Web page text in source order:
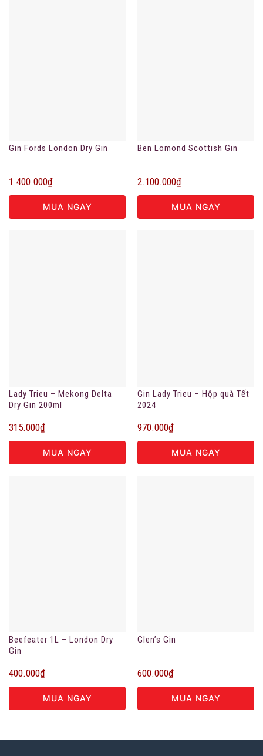
Gin Fords London Dry Gin
1.400.000₫
MUA NGAY
Ben Lomond Scottish Gin
2.100.000₫
MUA NGAY
Lady Trieu – Mekong Delta
Dry Gin 200ml
315.000₫
MUA NGAY
Gin Lady Trieu – Hộp quà Tết
2024
970.000₫
MUA NGAY
Beefeater 1L – London Dry
Gin
400.000₫
MUA NGAY
Glen’s Gin
600.000₫
MUA NGAY